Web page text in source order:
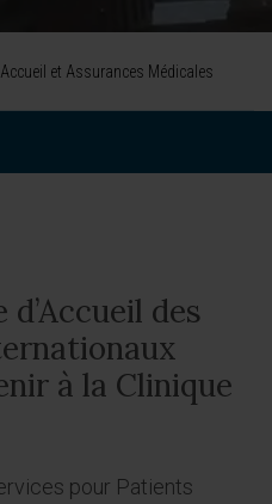
Accueil et Assurances Médicales
des
à la Clinique
pour Patients